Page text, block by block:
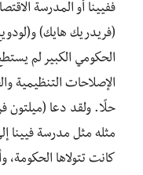
ففيينا أو المدرسة
(فريدريك هايك)
الحكومي الكبير لم
الإصلاحات التنظيمية
حلًا. ولقد دعا (ميلتون
مثله مثل مدرسة
كانت تتولاها الحكومة،